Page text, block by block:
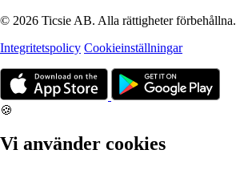
© 2026 Ticsie AB. Alla rättigheter förbehållna.
Integritetspolicy Cookieinställningar
🍪
Vi använder cookies